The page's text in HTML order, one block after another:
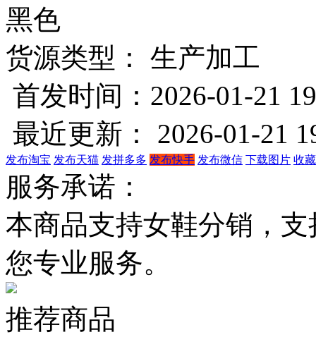
黑色
货源类型： 生产加工
首发时间：2026-01-21
最近更新： 2026-01-21
发布淘宝 发布天猫 发拼多多 发布快手 发布微信 下载图片 收
服务承诺：
本商品支持女鞋分销，
您专业服务。
推荐商品